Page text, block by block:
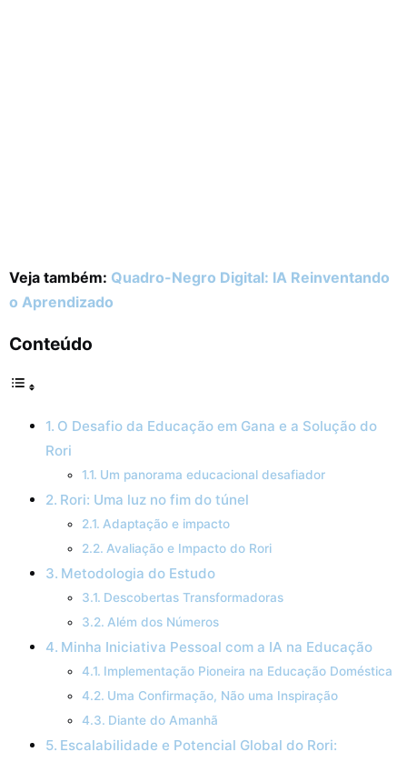
Veja também: Quadro-Negro Digital: IA Reinventando
o Aprendizado
Conteúdo
O Desafio da Educação em Gana e a Solução do
Rori
Um panorama educacional desafiador
Rori: Uma luz no fim do túnel
Adaptação e impacto
Avaliação e Impacto do Rori
Metodologia do Estudo
Descobertas Transformadoras
Além dos Números
Minha Iniciativa Pessoal com a IA na Educação
Implementação Pioneira na Educação Doméstica
Uma Confirmação, Não uma Inspiração
Diante do Amanhã
Escalabilidade e Potencial Global do Rori: